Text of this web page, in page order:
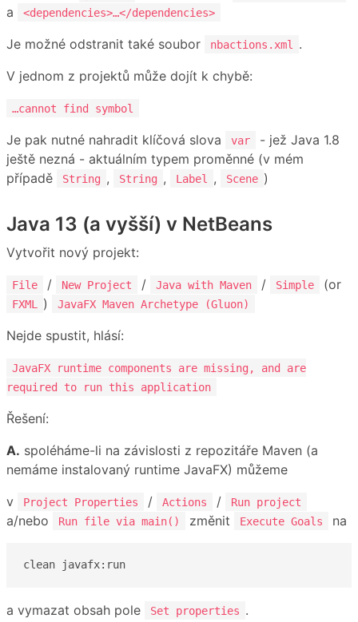
a <dependencies>…</dependencies>
Je možné odstranit také soubor nbactions.xml
.
V jednom z projektů může dojít k chybě:
…cannot find symbol
Je pak nutné nahradit klíčová slova var
- jež Java 1.8
ještě nezná - aktuálním typem proměnné (v mém
případě
String , String , Label , Scene )
Java 13 (a vyšší) v NetBeans
Vytvořit nový projekt:
File / New Project / Java with Maven / Simple (or
FXML ) JavaFX Maven Archetype (Gluon)
Nejde spustit, hlásí:
JavaFX runtime components are missing, and are
required to run this application
Řešení:
A. spoléháme-li na závislosti z repozitáře Maven (a
nemáme instalovaný runtime JavaFX) můžeme
v
Project Properties / Actions / Run project
a/nebo Run file via main() změnit Execute Goals na
clean javafx:run
a vymazat obsah pole Set properties .